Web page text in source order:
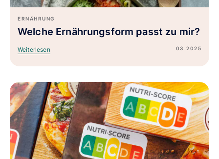
ERNÄHRUNG
Welche Ernährungsform passt zu mir?
Weiterlesen 03.2025